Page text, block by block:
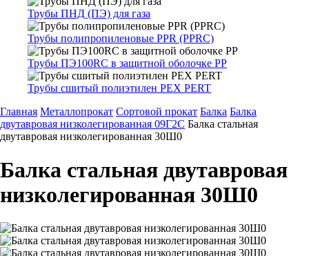
Трубы ПНД (ПЭ) для газа
Трубы полипропиленовые PPR (PPRC)
Трубы ПЭ100RC в защитной оболочке PP
Трубы сшитый полиэтилен PEX PERT
Главная Металлопрокат Сортовой прокат Балка Балка
двутавровая низколегированная 09Г2С Балка стальная
двутавровая низколегированная 30Ш0
Балка стальная двутавровая
низколегированная 30Ш0